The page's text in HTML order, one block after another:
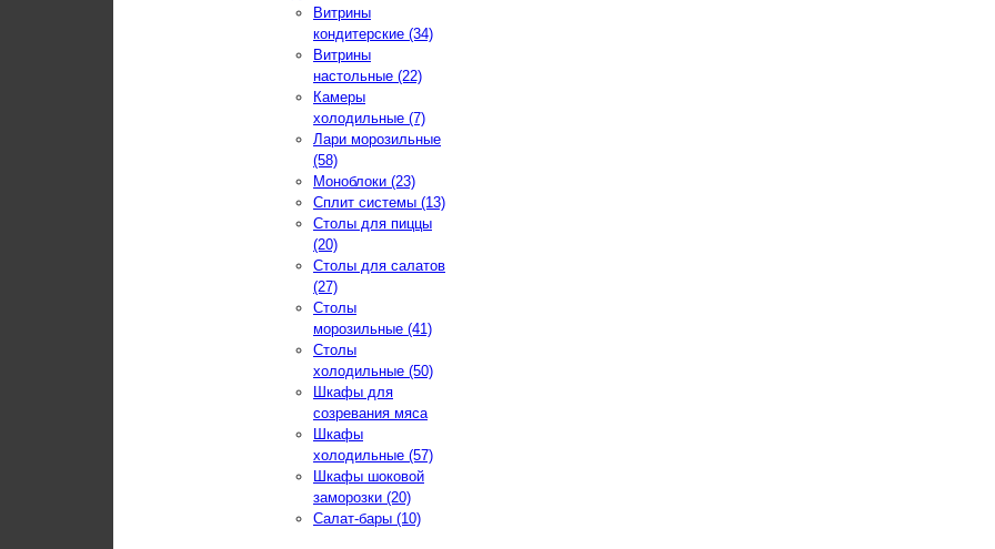
Витрины
кондитерские (34)
Витрины
настольные (22)
Камеры
холодильные (7)
Лари морозильные
(58)
Моноблоки (23)
Сплит системы (13)
Столы для пиццы
(20)
Столы для салатов
(27)
Столы
морозильные (41)
Столы
холодильные (50)
Шкафы для
созревания мяса
Шкафы
холодильные (57)
Шкафы шоковой
заморозки (20)
Салат-бары (10)